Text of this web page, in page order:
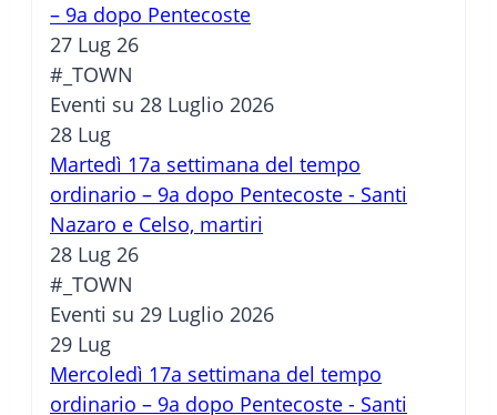
– 9a dopo Pentecoste
27 Lug 26
#_TOWN
Eventi su 28 Luglio 2026
28 Lug
Martedì 17a settimana del tempo
ordinario – 9a dopo Pentecoste - Santi
Nazaro e Celso, martiri
28 Lug 26
#_TOWN
Eventi su 29 Luglio 2026
29 Lug
Mercoledì 17a settimana del tempo
ordinario – 9a dopo Pentecoste - Santi